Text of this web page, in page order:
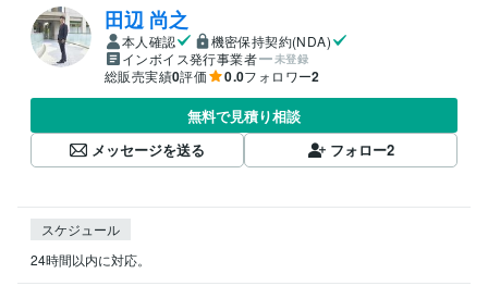
田辺 尚之
本人確認
機密保持契約(NDA)
インボイス発行事業者
未登録
総販売実績0評価 0.0フォロワー2
無料で見積り相談
メッセージを送る
フォロー2
スケジュール
24時間以内に対応。